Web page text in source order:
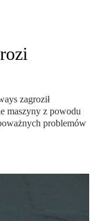
zagroził
maszyny z powodu
problemów